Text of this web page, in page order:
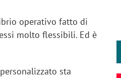
operativo fatto di
molto flessibili. Ed è
sta